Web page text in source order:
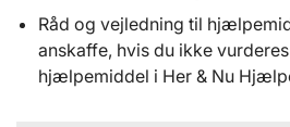
Råd og vejledning til
anskaffe, hvis du ikke
hjælpemiddel i Her & Nu